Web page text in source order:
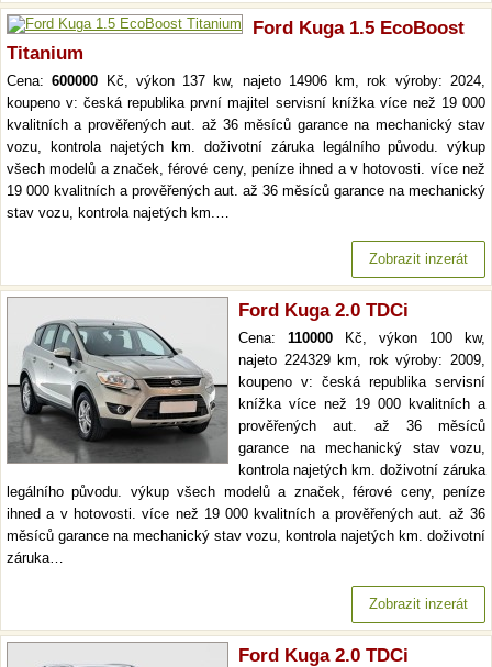
Ford Kuga 1.5 EcoBoost
Titanium
Cena:600000 Kč, výkon 137 kw, najeto 14906 km, rok výroby: 2024,
koupeno v: česká republika první majitel servisní knížka více než 19 000
kvalitních a prověřených aut. až 36 měsíců garance na mechanický stav
vozu, kontrola najetých km. doživotní záruka legálního původu. výkup
všech modelů a značek, férové ceny, peníze ihned a v hotovosti. více než
19 000 kvalitních a prověřených aut. až 36 měsíců garance na mechanický
stav vozu, kontrola najetých km.…
Zobrazit inzerát
Ford Kuga 2.0 TDCi
Cena: 110000 Kč, výkon 100 kw,
najeto 224329 km, rok výroby: 2009,
koupeno v: česká republika servisní
knížka více než 19 000 kvalitních a
prověřených aut. až 36 měsíců
garance na mechanický stav vozu,
kontrola najetých km. doživotní záruka
legálního původu. výkup všech modelů a značek, férové ceny, peníze
ihned a v hotovosti. více než 19 000 kvalitních a prověřených aut. až 36
měsíců garance na mechanický stav vozu, kontrola najetých km. doživotní
záruka…
Zobrazit inzerát
Ford Kuga 2.0 TDCi